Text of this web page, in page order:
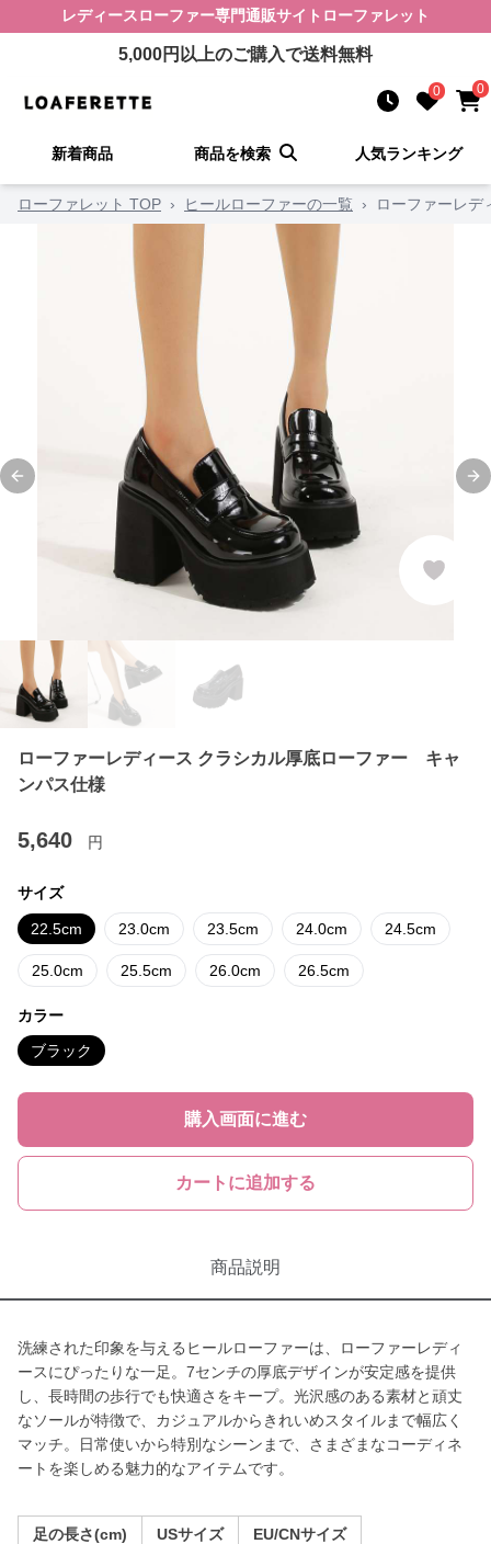
レディースローファー専門通販サイト ローファレット
5,000円以上のご購入で送料無料
0 0
新着商品 商品を検索 人気ランキング
ローファレット TOP › ヒールローファーの一覧 › ローファーレ
Previous slide
ローファーレディース クラシカル厚底ローファー キャ
ンパス仕様
5,640 円
サイズ
22.5cm 23.0cm 23.5cm 24.0cm 24.5cm
25.0cm 25.5cm 26.0cm 26.5cm
カラー
ブラック
購入画面に進む
カートに追加する
商品説明
洗練された印象を与えるヒールローファーは、ローファーレディ
ースにぴったりな一足。7センチの厚底デザインが安定感を提供
し、長時間の歩行でも快適さをキープ。光沢感のある素材と頑丈
なソールが特徴で、カジュアルからきれいめスタイルまで幅広く
マッチ。日常使いから特別なシーンまで、さまざまなコーディネ
ートを楽しめる魅力的なアイテムです。
足の長さ(cm) USサイズ EU/CNサイズ